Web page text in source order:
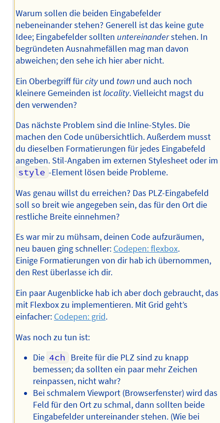
Warum sollen die beiden Eingabefelder
nebeneinander stehen? Generell ist das keine gute
Idee; Eingabefelder sollten untereinanderstehen. In
begründeten Ausnahmefällen mag man davon
abweichen; den sehe ich hier aber nicht.
Ein Oberbegriff fürcityund townund auch noch
kleinere Gemeinden istlocality. Vielleicht magst du
den verwenden?
Das nächste Problem sind die Inline-Styles. Die
machen den Code unübersichtlich. Außerdem musst
du dieselben Formatierungen für jedes Eingabefeld
angeben. Stil-Angaben im externen Stylesheet oder im
style -Element lösen beide Probleme.
Was genau willst du erreichen? Das PLZ-Eingabefeld
soll so breit wie angegeben sein, das für den Ort die
restliche Breite einnehmen?
Es war mir zu mühsam, deinen Code aufzuräumen,
neu bauen ging schneller: Codepen: flexbox.
Einige Formatierungen von dir hab ich übernommen,
den Rest überlasse ich dir.
Ein paar Augenblicke hab ich aber doch gebraucht, das
mit Flexbox zu implementieren. Mit Grid geht’s
einfacher: Codepen: grid.
Was noch zu tun ist:
Die 4ch Breite für die PLZ sind zu knapp
bemessen; da sollten ein paar mehr Zeichen
reinpassen, nicht wahr?
Bei schmalem Viewport (Browserfenster) wird das
Feld für den Ort zu schmal, dann sollten beide
Eingabefelder untereinander stehen. (Wie bei